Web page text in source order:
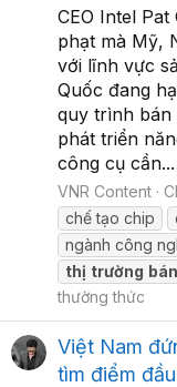
CEO Intel
phạt mà Mỹ,
với lĩnh vực
Quốc đang
quy trình bán
phát triển
công cụ cần...
VNR Content
chế tạo chip
ngành công
thị trường bán
thường thức
Việt Nam
tìm điểm